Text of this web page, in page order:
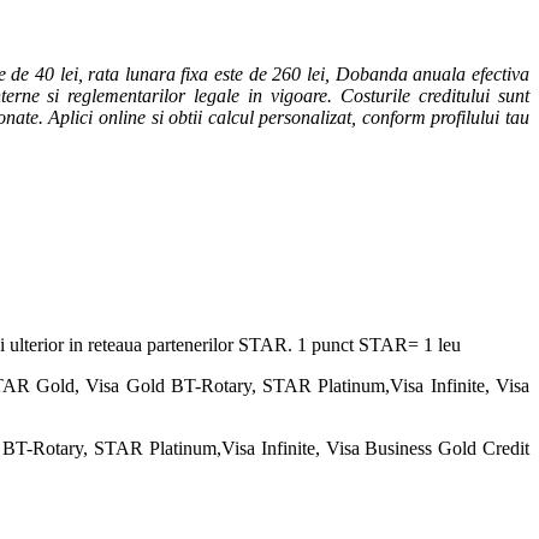
40 lei, rata lunara fixa este de 260 lei, Dobanda anuala efectiva
si reglementarilor legale in vigoare. Costurile creditului sunt
Aplici online si obtii calcul personalizat, conform profilului tau
ulterior in reteaua partenerilor STAR. 1 punct STAR= 1 leu
Gold, Visa Gold BT-Rotary, STAR Platinum,Visa Infinite, Visa
Rotary, STAR Platinum,Visa Infinite, Visa Business Gold Credit